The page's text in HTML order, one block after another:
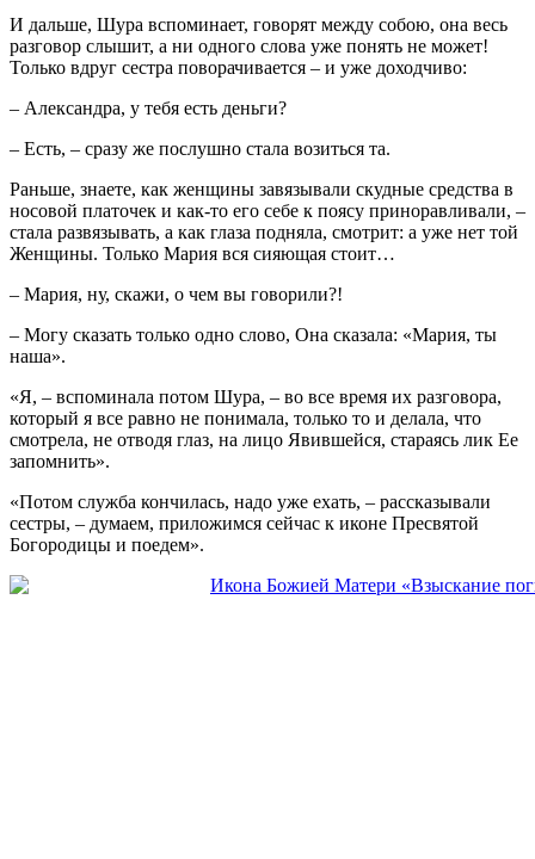
И дальше, Шура вспоминает, говорят между собою, она весь
разговор слышит, а ни одного слова уже понять не может!
Только вдруг сестра поворачивается – и уже доходчиво:
– Александра, у тебя есть деньги?
– Есть, – сразу же послушно стала возиться та.
Раньше, знаете, как женщины завязывали скудные средства в
носовой платочек и как-то его себе к поясу приноравливали, –
стала развязывать, а как глаза подняла, смотрит: а уже нет той
Женщины. Только Мария вся сияющая стоит…
– Мария, ну, скажи, о чем вы говорили?!
– Могу сказать только одно слово, Она сказала: «Мария, ты
наша».
«Я, – вспоминала потом Шура, – во все время их разговора,
который я все равно не понимала, только то и делала, что
смотрела, не отводя глаз, на лицо Явившейся, стараясь лик Ее
запомнить».
«Потом служба кончилась, надо уже ехать, – рассказывали
сестры, – думаем, приложимся сейчас к иконе Пресвятой
Богородицы и поедем».